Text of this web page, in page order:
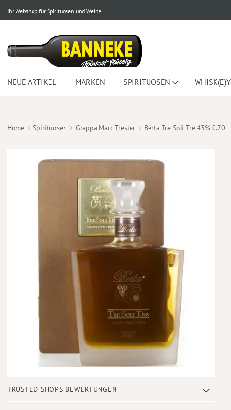
Ihr Webshop für Spirituosen und Weine
NEUE ARTIKEL MARKEN SPIRITUOSEN WHISK(E)Y
Home Spirituosen Grappa Marc Trester Berta Tre Soli Tre 43% 0.70
Anfang
TRUSTED SHOPS BEWERTUNGEN